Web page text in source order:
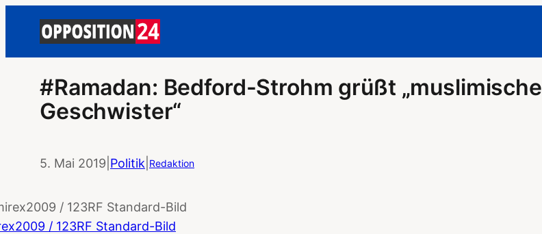
#Ramadan: Bedford-Strohm grüßt „muslimische
Geschwister“
5. Mai 2019 Politik Redaktion
/ 123RF Standard-Bild